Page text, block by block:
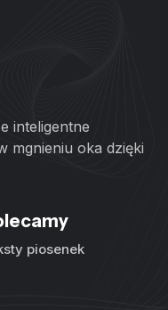
inteligentne
mgnieniu oka dzięki
piosenek